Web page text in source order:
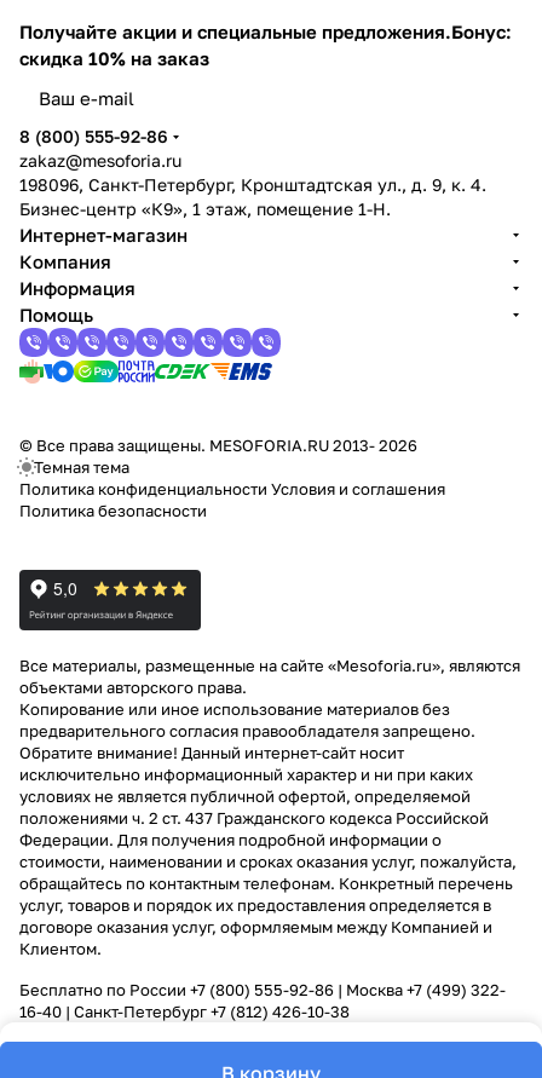
В корзину
Получайте акции и специальные предложения.Бонус:
скидка 10% на заказ
8 (800) 555-92-86
zakaz@mesoforia.ru
198096, Санкт-Петербург, Кронштадтская ул., д. 9, к. 4.
Бизнес-центр «К9», 1 этаж, помещение 1-Н.
Интернет-магазин
Компания
Информация
Помощь
© Все права защищены. MESOFORIA.RU 2013- 2026
Темная тема
Политика конфиденциальности Условия и соглашения
Политика безопасности
Все материалы, размещенные на сайте «Mesoforia.ru», являются
объектами авторского права.
Копирование или иное использование материалов без
предварительного согласия правообладателя запрещено.
Обратите внимание! Данный интернет-сайт носит
исключительно информационный характер и ни при каких
условиях не является публичной офертой, определяемой
положениями ч. 2 ст. 437 Гражданского кодекса Российской
Федерации. Для получения подробной информации о
стоимости, наименовании и сроках оказания услуг, пожалуйста,
обращайтесь по контактным телефонам. Конкретный перечень
услуг, товаров и порядок их предоставления определяется в
договоре оказания услуг, оформляемым между Компанией и
Клиентом.
Бесплатно по России +7 (800) 555-92-86 | Москва+7 (499) 322-
16-40 | Санкт-Петербург+7 (812) 426-10-38